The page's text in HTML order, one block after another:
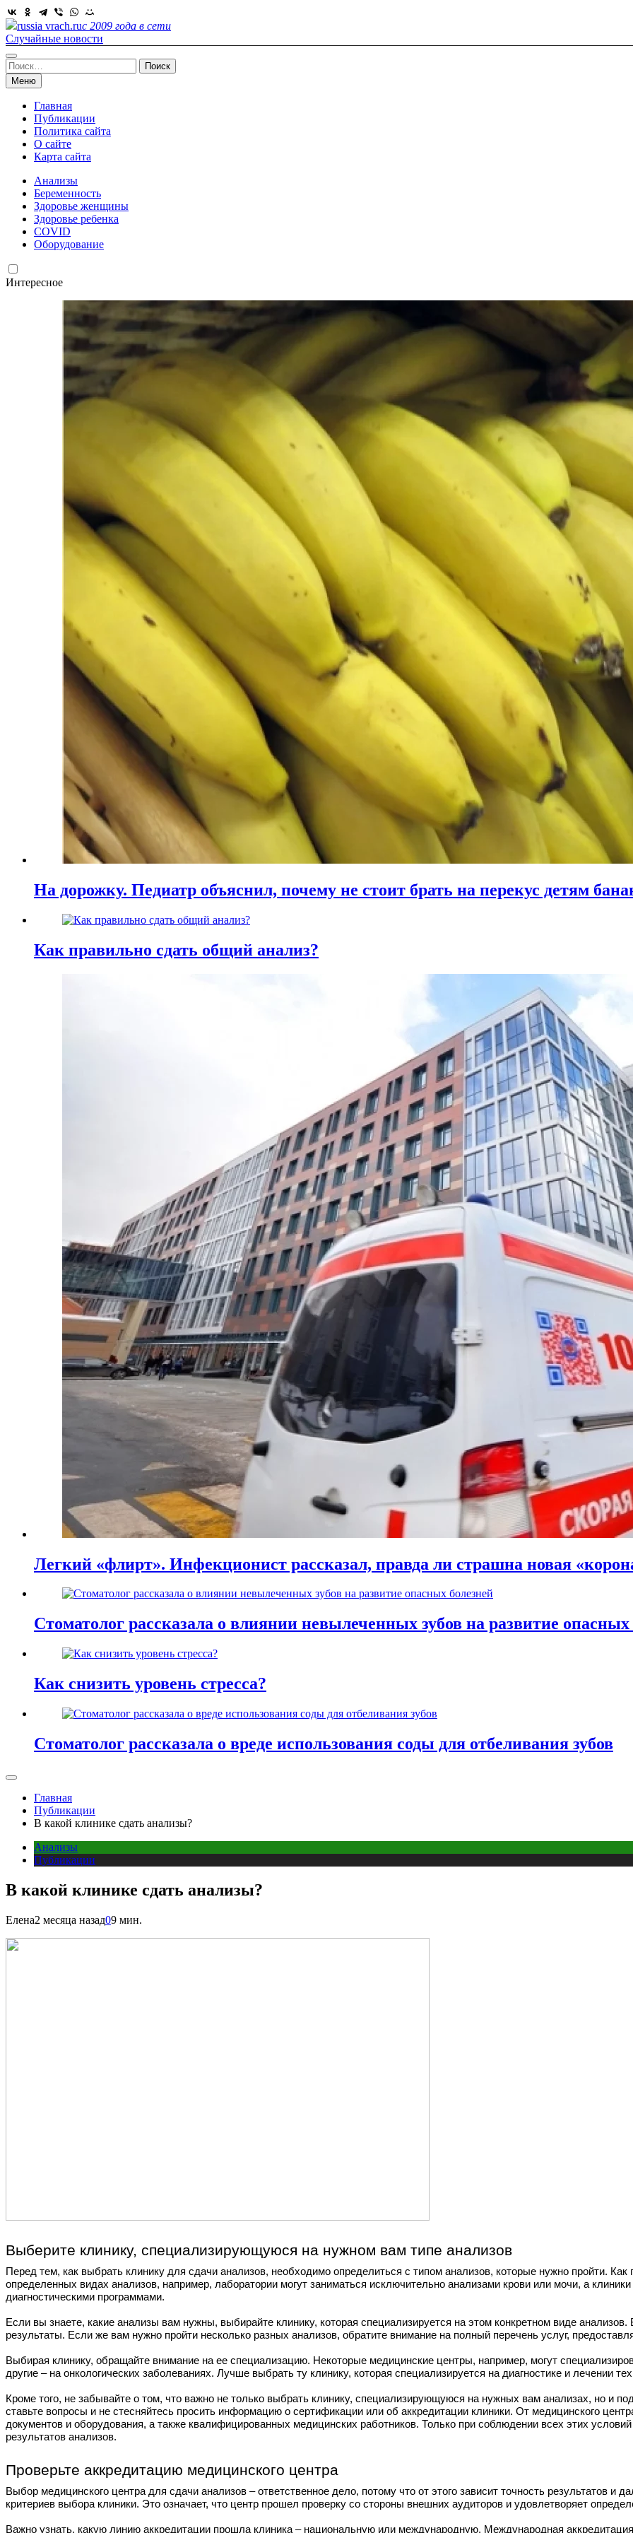
Skip
to
content
russia vrach.ruс 2009 года в сети
Случайные новости
Найти:
Меню
Главная
Публикации
Политика сайта
О сайте
Карта сайта
Анализы
Беременность
Здоровье женщины
Здоровье ребенка
COVID
Оборудование
Интересное
На дорожку. Педиатр объяснил, почему не стоит брать на перекус детям
Как правильно сдать общий анализ?
Легкий «флирт». Инфекционист рассказал, правда ли страшна новая
Стоматолог рассказала о влиянии невылеченных зубов на развитие опасных
Как снизить уровень стресса?
Стоматолог рассказала о вреде использования соды для отбеливания зубов
Главная
Публикации
В какой клинике сдать анализы?
Анализы
Публикации
В какой клинике сдать анализы?
Елена2 месяца назад09 мин.
Выберите клинику, специализирующуюся на нужном вам типе анализов
Перед тем, как выбрать клинику для сдачи анализов, необходимо определиться с типом анализов, которые нужно пройти.
определенных видах анализов, например, лаборатории могут заниматься исключительно анализами крови или мочи, а
диагностическими программами.
Если вы знаете, какие анализы вам нужны, выбирайте клинику, которая специализируется на этом конкретном виде
результаты. Если же вам нужно пройти несколько разных анализов, обратите внимание на полный перечень услуг,
Выбирая клинику, обращайте внимание на ее специализацию. Некоторые медицинские центры, например, могут
другие – на онкологических заболеваниях. Лучше выбрать ту клинику, которая специализируется на диагностике и лечении
Кроме того, не забывайте о том, что важно не только выбрать клинику, специализирующуюся на нужных вам анализах, но и
ставьте вопросы и не стесняйтесь просить информацию о сертификации или об аккредитации клиники. От медицинского
документов и оборудования, а также квалифицированных медицинских работников. Только при соблюдении всех этих
результатов анализов.
Проверьте аккредитацию медицинского центра
Выбор медицинского центра для сдачи анализов – ответственное дело, потому что от этого зависит точность результатов и
критериев выбора клиники. Это означает, что центр прошел проверку со стороны внешних аудиторов и удовлетворяет
Важно узнать, какую линию аккредитации прошла клиника – национальную или международную. Международная